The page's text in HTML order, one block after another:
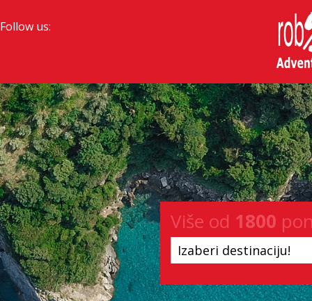
Follow us:
Više od 1800
Izaberi destinaciju!